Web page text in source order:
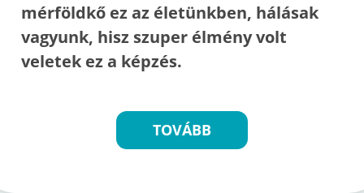
mérföldkő ez az életünkben, hálásak
vagyunk, hisz szuper élmény volt
veletek ez a képzés.
TOVÁBB